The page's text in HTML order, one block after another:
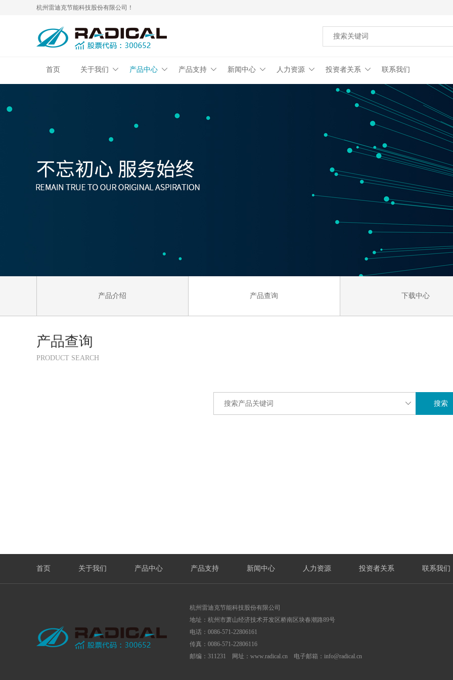
杭州雷迪克节能科技股份有限公司！
首页 关于我们 产品中心 产品支持 新闻中心 人力资源 投资者关系 联系我们
产品介绍 产品查询 下载中心
产品查询
PRODUCT SEARCH
首页 关于我们 产品中心 产品支持 新闻中心 人力资源 投资者关系 联系我们
杭州雷迪克节能科技股份有限公司
地址：杭州市萧山经济技术开发区桥南区块春潮路89号
电话：0086-571-22806161
传真：0086-571-22806116
邮编：311231 网址：www.radical.cn 电子邮箱：info@radical.cn